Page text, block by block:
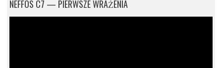
NEFFOS C7 — PIERWSZE WRAŻENIA